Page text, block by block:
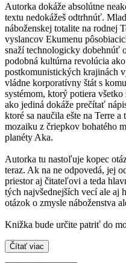
Autorka dokáže absolútne
textu nedokážeš odtrhnúť.
náboženskej totalite na rodnej
vyslancov Ekumenu
snaží technologicky dobehnúť
podobná kultúrna revolúcia
postkomunistických krajinách
vládne korporatívny štát s
systémom, ktorý potiera
ako jediná dokáže prečítať
ktoré sa naučila ešte na Terre
mozaiku z čriepkov bohatého
planéty Aka.
Autorka tu nastoľuje kopec
teraz. Ak na ne odpovedá, jej
priestor aj čitateľovi a teda
tých najvšednejších vecí ale
otázok o zmysle náboženstva
Knižka bude určite patriť do
Čítať viac